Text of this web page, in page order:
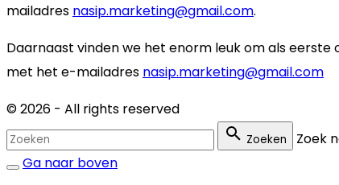
mailadres nasip.marketing@gmail.com.
Daarnaast vinden we het enorm leuk om als
met het e-mailadres nasip.marketing@gmail.com
©2026 - All rights reserved
Zoeken
Zoek
Ga naar boven